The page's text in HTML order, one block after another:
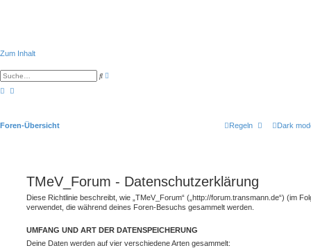
Zum Inhalt
S
e
Dark
Regeln
Foren-Übersicht
TMeV_Forum - Datenschutzerklärung
Diese Richtlinie beschreibt, wie „TMeV_Forum“ („http://forum.transmann.de“) (im
verwendet, die während deines Foren-Besuchs gesammelt werden.
UMFANG UND ART DER DATENSPEICHERUNG
Deine Daten werden auf vier verschiedene Arten gesammelt: